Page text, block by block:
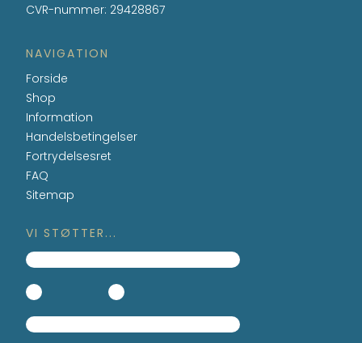
CVR-nummer: 29428867
NAVIGATION
Forside
Shop
Information
Handelsbetingelser
Fortrydelsesret
FAQ
Sitemap
VI STØTTER...